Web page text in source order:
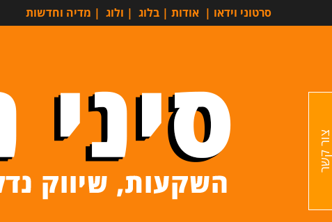
סרטוני וידאו | אודות | בלוג | ולוג | מדיה וחדשות
צור קשר